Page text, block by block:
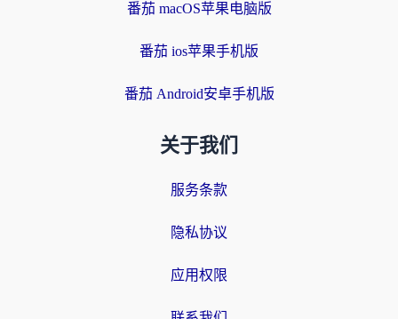
番茄 macOS苹果电脑版
番茄 ios苹果手机版
番茄 Android安卓手机版
关于我们
服务条款
隐私协议
应用权限